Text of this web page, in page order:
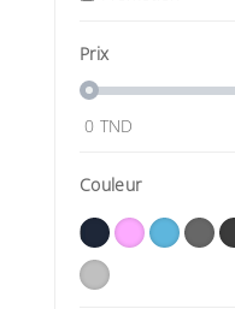
Prix
0 TND
Couleur